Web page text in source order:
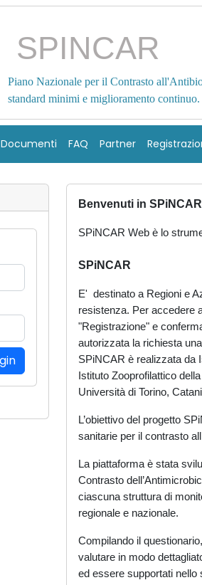
SPINCAR
Piano Nazionale per il Contrasto
standard minimi e miglioramento continuo.
Documenti FAQ Partner
Benvenuti in
SPiNCAR Web è lo
SPiNCAR
E' destinato a Regioni e
resistenza. Per accedere
"Registrazione" e
autorizzata la richiesta
SPiNCAR è realizzata da
Istituto Zooprofilattico
Università di Torino,
L’obiettivo del progetto
sanitarie per il contrasto
La piattaforma è stata
Contrasto
ciascuna struttura di
regionale e nazionale.
Compilando il
valutare in modo
ed essere supportati